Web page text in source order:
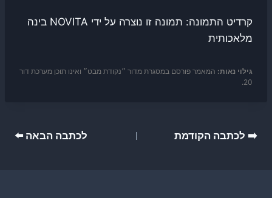
קרדיט התמונה: תמונה זו נוצרה על ידי NOVITA בינה
מלאכותית
גילוי נאות: המאמר פורסם במסגרת מדור ״נקודת מבט״ ואינו תוכן מערכת דור
20.
ניווט
➡️ לכתבה הקודמת לכתבה הבאה ⬅️